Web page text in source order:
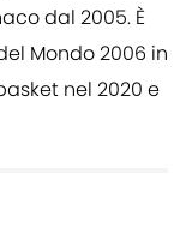
dal 2005. È
Mondo 2006 in
nel 2020 e